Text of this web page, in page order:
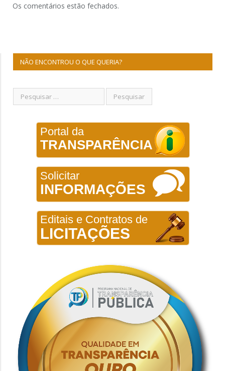
Os comentários estão fechados.
NÃO ENCONTROU O QUE QUERIA?
Portal da
TRANSPARÊNCIA
Solicitar
INFORMAÇÕES
Editais e Contratos de
LICITAÇÕES